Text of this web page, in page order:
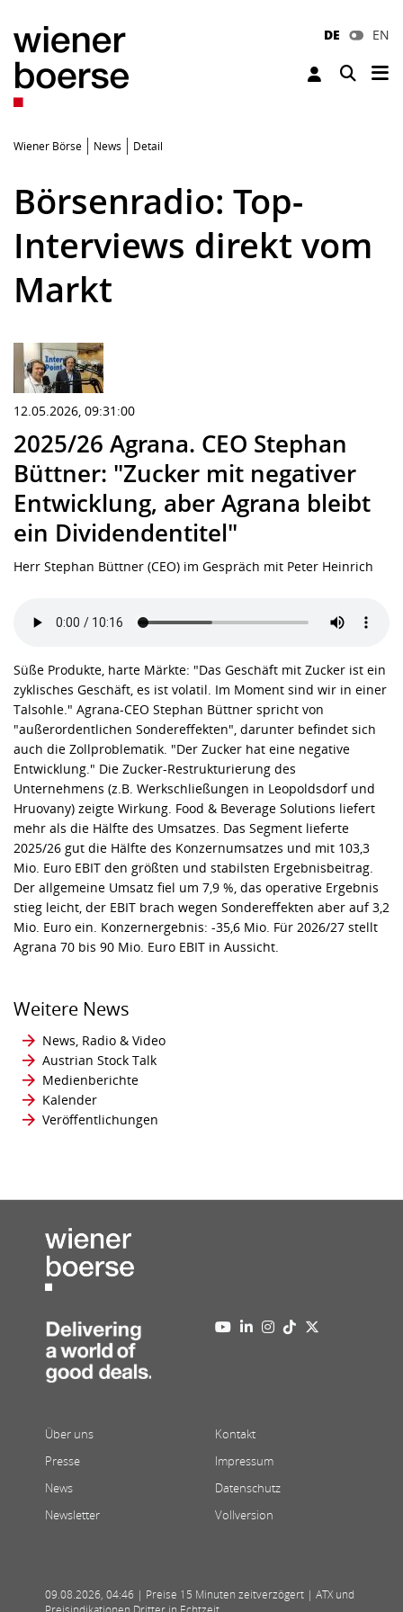
DE EN
Toggle
Wiener Börse News Detail
Börsenradio: Top-
Interviews direkt vom
Markt
12.05.2026, 09:31:00
2025/26 Agrana. CEO Stephan
Büttner: "Zucker mit negativer
Entwicklung, aber Agrana bleibt
ein Dividendentitel"
Herr Stephan Büttner (CEO) im Gespräch mit Peter Heinrich
Süße Produkte, harte Märkte: "Das Geschäft mit Zucker ist ein
zyklisches Geschäft, es ist volatil. Im Moment sind wir in einer
Talsohle." Agrana-CEO Stephan Büttner spricht von
"außerordentlichen Sondereffekten", darunter befindet sich
auch die Zollproblematik. "Der Zucker hat eine negative
Entwicklung." Die Zucker-Restrukturierung des
Unternehmens (z.B. Werkschließungen in Leopoldsdorf und
Hruovany) zeigte Wirkung. Food & Beverage Solutions liefert
mehr als die Hälfte des Umsatzes. Das Segment lieferte
2025/26 gut die Hälfte des Konzernumsatzes und mit 103,3
Mio. Euro EBIT den größten und stabilsten Ergebnisbeitrag.
Der allgemeine Umsatz fiel um 7,9 %, das operative Ergebnis
stieg leicht, der EBIT brach wegen Sondereffekten aber auf 3,2
Mio. Euro ein. Konzernergebnis: -35,6 Mio. Für 2026/27 stellt
Agrana 70 bis 90 Mio. Euro EBIT in Aussicht.
Weitere News
News, Radio & Video
Austrian Stock Talk
Medienberichte
Kalender
Veröffentlichungen
Über uns
Presse
News
Newsletter
Kontakt
Impressum
Datenschutz
Vollversion
09.08.2026, 04:46 | Preise 15 Minuten zeitverzögert | ATX und